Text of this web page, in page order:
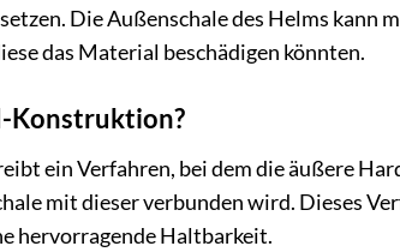
Die Außenschale des Helms kann
das Material beschädigen könnten.
Konstruktion?
ein Verfahren, bei dem die äußere
mit dieser verbunden wird. Dieses
hervorragende Haltbarkeit.